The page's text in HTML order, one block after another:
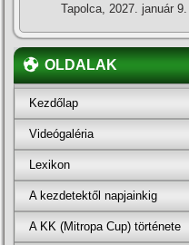
Tapolca, 2027. január 9.
OLDALAK
Kezdőlap
Videógaléria
Lexikon
A kezdetektől napjainkig
A KK (Mitropa Cup) története